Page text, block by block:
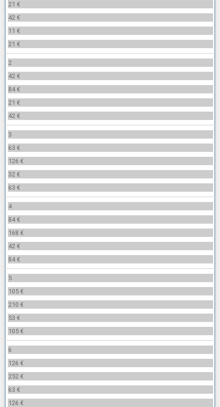
21 €
42 €
11 €
21 €
2
42 €
84 €
21 €
42 €
3
63 €
126 €
32 €
63 €
4
84 €
168 €
42 €
84 €
5
105 €
210 €
53 €
105 €
6
126 €
252 €
63 €
126 €